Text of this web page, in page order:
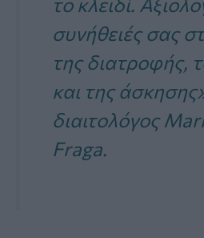
συνήθειές σας
της διατροφής,
και της
διαιτολόγος
Fraga.